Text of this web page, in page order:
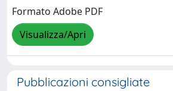
Formato Adobe PDF
Visualizza/Apri
Pubblicazioni consigliate